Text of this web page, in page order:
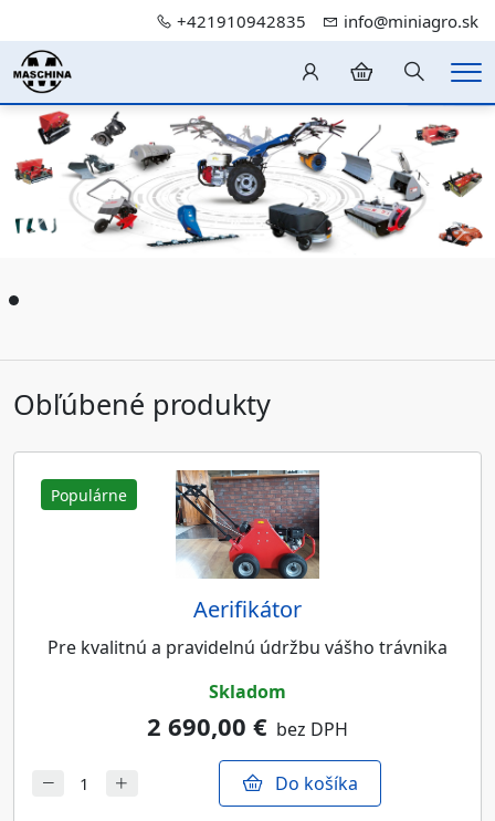
+421910942835 info@miniagro.sk
Hledání
Obľúbené produkty
Populárne
Aerifikátor
Pre kvalitnú a pravidelnú údržbu vášho trávnika
skladom
2 690,00 € bez DPH
Do košíka